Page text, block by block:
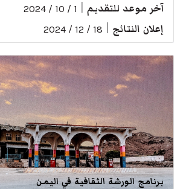
آخر موعد للتقديم 1 / 10 / 2024
إعلان النتائج 18 / 12 / 2024
برنامج الورشة الثقافية في اليمن